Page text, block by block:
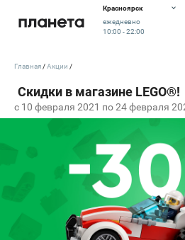
Красноярск
ежедневно
10:00 - 22:00
c 10 февраля 2021 по 24 февраля
Главная Акции